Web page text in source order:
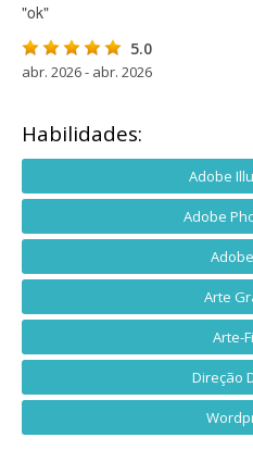
"ok"
5.0
abr. 2026 - abr. 2026
Habilidades:
Adobe
Adobe
Arte
Arte-
Direção